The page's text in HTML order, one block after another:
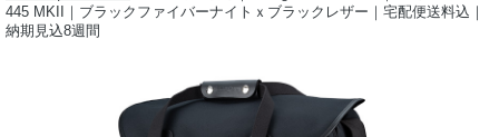
445 MKII｜ブラックファイバーナイトｘブラックレザー｜宅配便送料込｜
納期見込8週間